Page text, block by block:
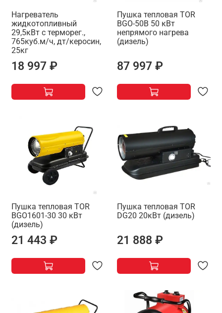
Нагреватель
жидкотопливный
29,5кВт с терморег.,
765куб.м/ч, дт/керосин,
25кг
18 997 ₽
Пушка тепловая TOR
BGO-50B 50 кВт
непрямого нагрева
(дизель)
87 997 ₽
Пушка тепловая TOR
BGO1601-30 30 кВт
(дизель)
21 443 ₽
Пушка тепловая TOR
DG20 20кВт (дизель)
21 888 ₽